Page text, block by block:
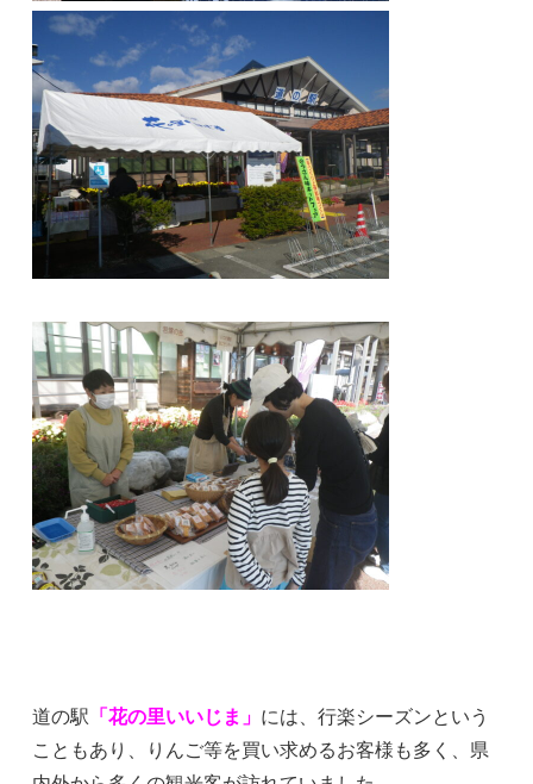
道の駅 「花の里いいじま」 には、行楽シーズンという
こともあり、りんご等を買い求めるお客様も多く、県